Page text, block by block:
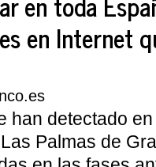
en Internet
han detectado
Palmas de